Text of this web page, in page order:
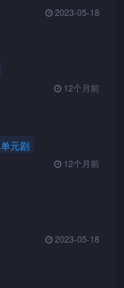
2023-05-18
12个月前
单元剧
12个月前
2023-05-18